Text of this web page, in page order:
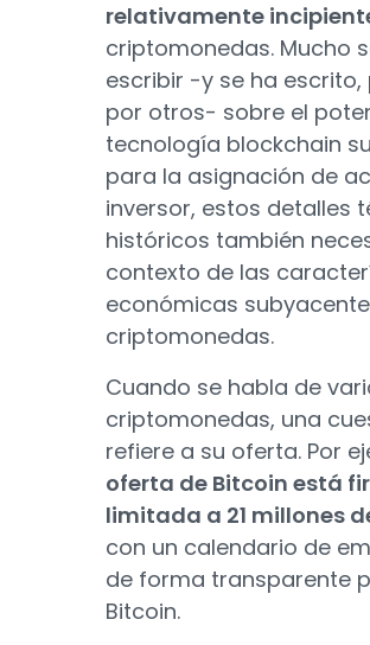
relativamente
criptomonedas. Mucho
escribir -y se ha
por otros- sobre el
tecnología blockchain
para la asignación de
inversor, estos detalles
históricos también
contexto de las
económicas
criptomonedas.
Cuando se habla de
criptomonedas, una
refiere a su oferta. Por
oferta de Bitcoin está
limitada a 21 millones
con un calendario de
de forma transparente
Bitcoin.